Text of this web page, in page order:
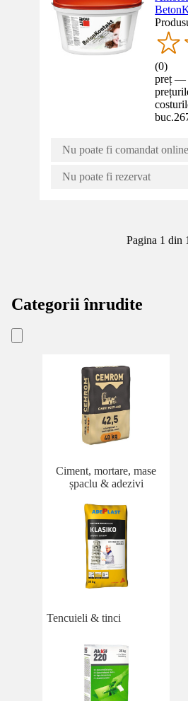
(0)
preț —
buc.
Nu poate fi comandat online
Nu poate fi rezervat
Pagina 1 din 1
Categorii înrudite
Ciment, mortare, mase
șpaclu & adezivi
Tencuieli & tinci